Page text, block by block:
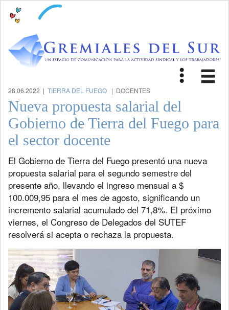
Toggle
28.06.2022 | TIERRA DEL FUEGO | DOCENTES
Nueva propuesta salarial del
Gobierno de Tierra del Fuego para
el sector docente
El Gobierno de Tierra del Fuego presentó una nueva
propuesta salarial para el segundo semestre del
presente año, llevando el ingreso mensual a $
100.009,95 para el mes de agosto, significando un
incremento salarial acumulado del 71,8%. El próximo
viernes, el Congreso de Delegados del SUTEF
resolverá si acepta o rechaza la propuesta.
Previous Next